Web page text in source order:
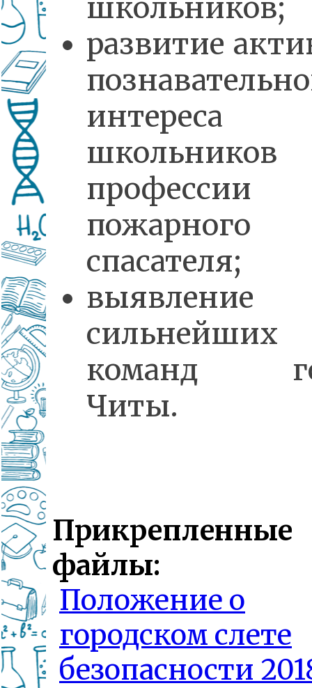
школьников;
развитие
интереса
профессии
спасателя;
выявление
сильнейших
команд
Читы.
Прикрепленные
файлы:
Положение о
городском слете
безопасности